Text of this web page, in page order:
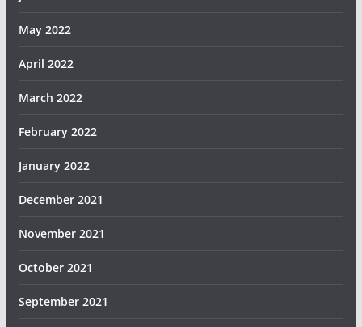
May 2022
April 2022
March 2022
February 2022
January 2022
December 2021
November 2021
October 2021
September 2021